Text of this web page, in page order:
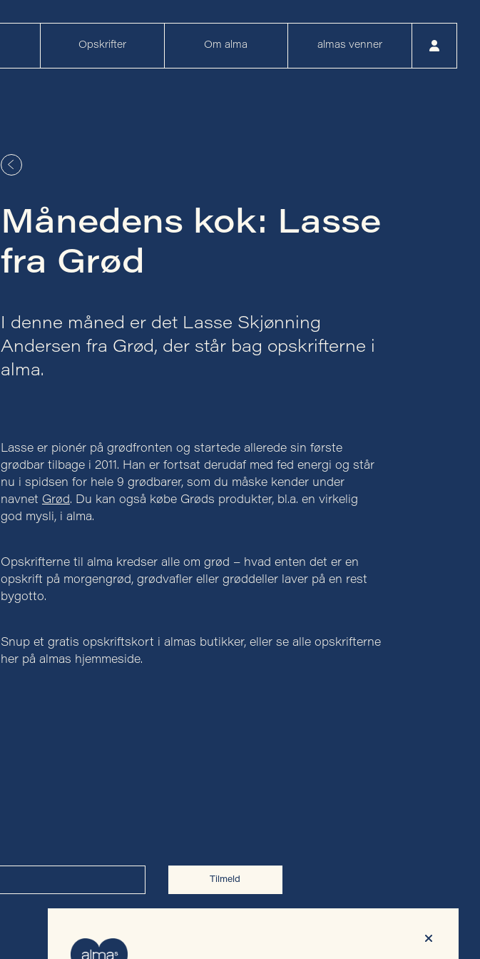
Opskrifter Om alma almas venner
Månedens kok: Lasse
fra Grød
I denne måned er det Lasse Skjønning
Andersen fra Grød, der står bag opskrifterne i
alma.
Lasse er pionér på grødfronten og startede allerede sin første
grødbar tilbage i 2011. Han er fortsat derudaf med fed energi og står
nu i spidsen for hele 9 grødbarer, som du måske kender under
navnet Grød. Du kan også købe Grøds produkter, bl.a. en virkelig
god mysli, i alma.
Opskrifterne til alma kredser alle om grød – hvad enten det er en
opskrift på morgengrød, grødvafler eller grøddeller laver på en rest
bygotto.
Snup et gratis opskriftskort i almas butikker, eller se alle opskrifterne
her på almas hjemmeside.
Tilmeld